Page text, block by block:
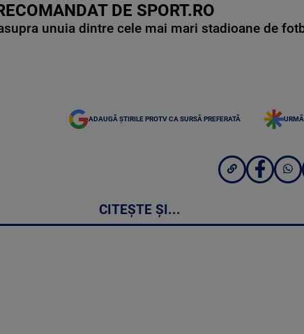
DE SPORT.RO
unuia dintre cele mai mari stadioane de
ADAUGĂ ȘTIRILE PROTV CA SURSĂ PREFERATĂ
CITEȘTE ȘI...